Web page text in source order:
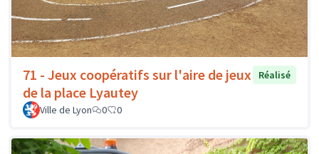
71 - Jeux coopératifs sur l'aire de jeux
de la place Lyautey
Réalisé
Ville de Lyon 0 0